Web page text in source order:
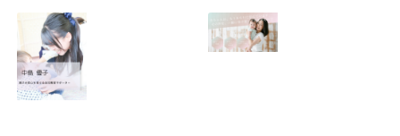
2026.01.11 2026.01.08